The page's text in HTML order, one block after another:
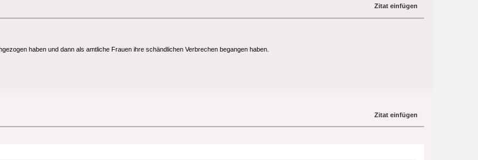
Zitat einfügen
haben und dann als amtliche Frauen ihre schändlichen Verbrechen begangen haben.
Zitat einfügen